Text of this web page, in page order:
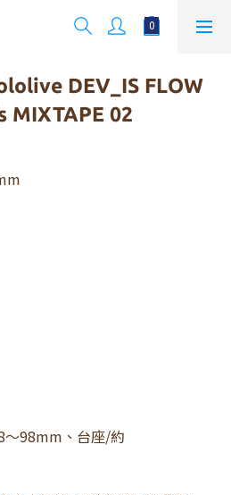
DEV_IS FLOW
MIXTAPE 02
98mm、台座/約